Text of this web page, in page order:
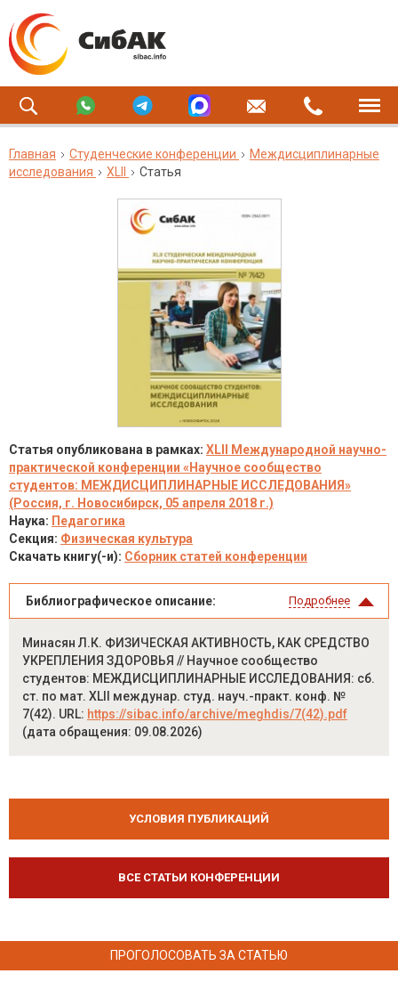
Главная Студенческие конференции
Междисциплинарные
исследования
XLII Статья
Статья опубликована в рамках: XLII Международной научно-
практической конференции «Научное сообщество
студентов: МЕЖДИСЦИПЛИНАРНЫЕ ИССЛЕДОВАНИЯ»
(Россия, г. Новосибирск, 05 апреля 2018 г.)
Наука: Педагогика
Секция: Физическая культура
Скачать книгу(-и): Сборник статей конференции
Библиографическое описание: Подробнее
Минасян Л.К. ФИЗИЧЕСКАЯ АКТИВНОСТЬ, КАК СРЕДСТВО
УКРЕПЛЕНИЯ ЗДОРОВЬЯ // Научное сообщество
студентов: МЕЖДИСЦИПЛИНАРНЫЕ ИССЛЕДОВАНИЯ: сб.
ст. по мат. XLII междунар. студ. науч.-практ. конф. №
7(42). URL: https://sibac.info/archive/meghdis/7(42).pdf
(дата обращения: 09.08.2026)
УСЛОВИЯ ПУБЛИКАЦИЙ
ВСЕ СТАТЬИ КОНФЕРЕНЦИИ
ПРОГОЛОСОВАТЬ ЗА СТАТЬЮ